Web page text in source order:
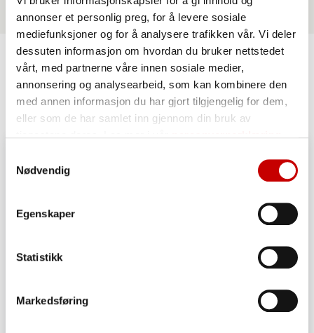
annonser et personlig preg, for å levere sosiale
mediefunksjoner og for å analysere trafikken vår. Vi deler
dessuten informasjon om hvordan du bruker nettstedet
vårt, med partnerne våre innen sosiale medier,
annonsering og analysearbeid, som kan kombinere den
med annen informasjon du har gjort tilgjengelig for dem,
eller som de har samlet inn gjennom din bruk av
Nødvendig
Egenskaper
Statistikk
Markedsføring
Lignende oppskrifter